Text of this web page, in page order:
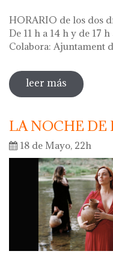
HORARIO de los dos
De 11 h a 14 h y de 17
Colabora: Ajuntament
leer más sobre
font
LA NOCHE DE
18 de Mayo, 22h